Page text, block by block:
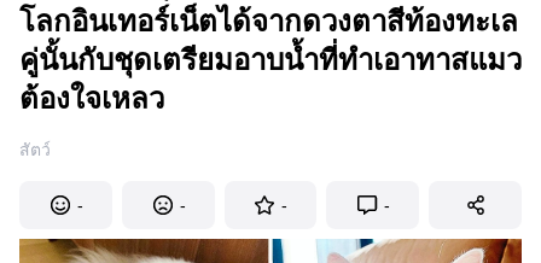
โลกอินเทอร์เน็ตได้จากดวงตาสีท้องทะเล
คู่นั้นกับชุดเตรียมอาบน้ำที่ทำเอาทาสแมว
ต้องใจเหลว
สัตว์
- - - -